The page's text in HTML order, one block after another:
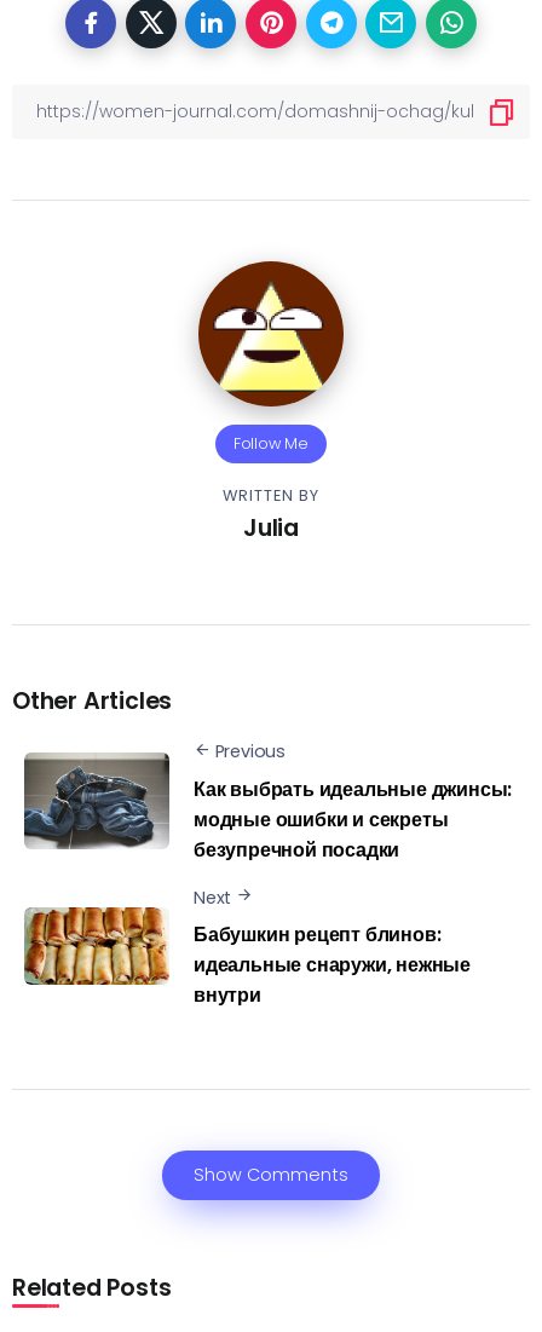
Follow Me
WRITTEN BY
Julia
Other Articles
Previous
Как выбрать идеальные джинсы:
модные ошибки и секреты
безупречной посадки
Next
Бабушкин рецепт блинов:
идеальные снаружи, нежные
внутри
Show Comments
Related Posts